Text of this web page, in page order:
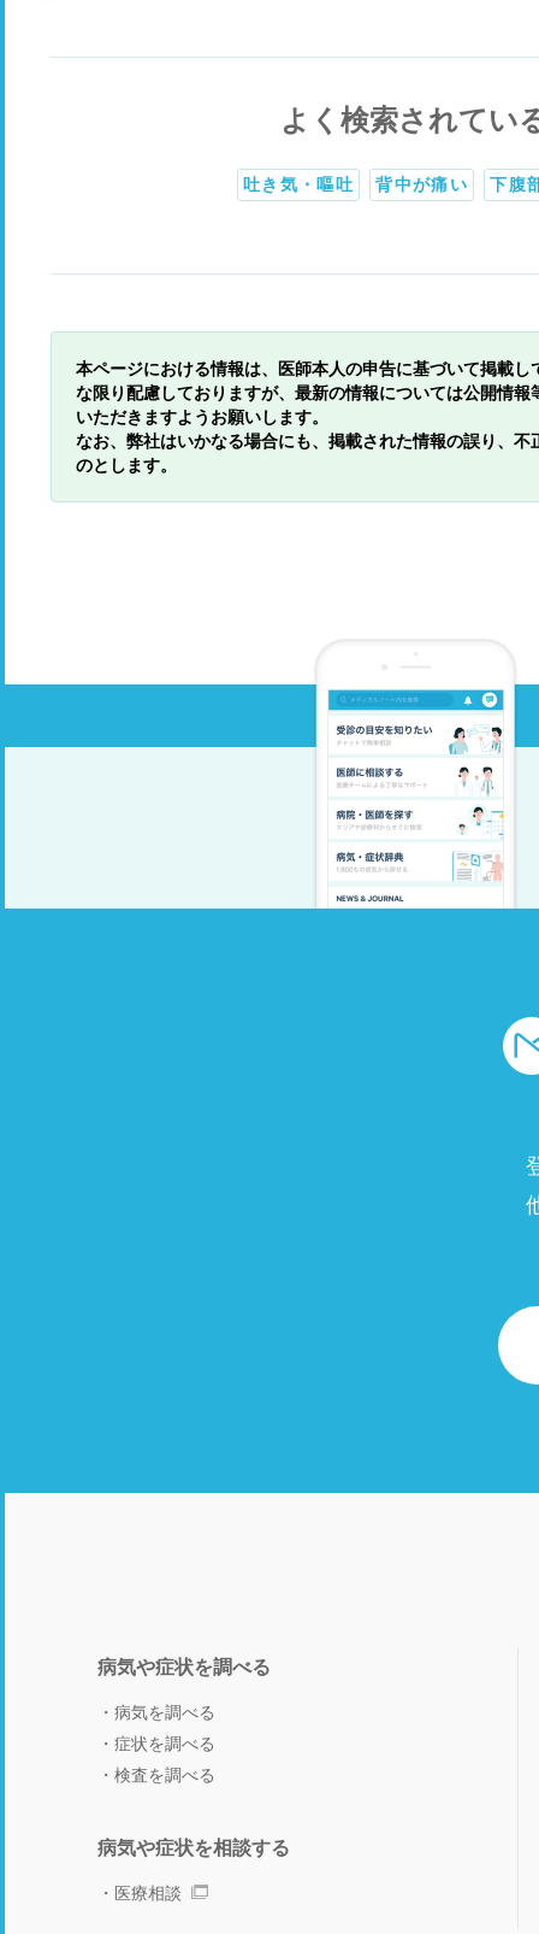
よく検索されてい
吐き気・嘔吐 背中が痛い 下腹
本ページにおける情報は、医師本人の申告に基づいて掲載
な限り配慮しておりますが、最新の情報については公開情
いただきますようお願いします。
なお、弊社はいかなる場合にも、掲載された情報の誤り、
のとします。
病気や症状を調べる
病気を調べる
症状を調べる
検査を調べる
病気や症状を相談する
医療相談